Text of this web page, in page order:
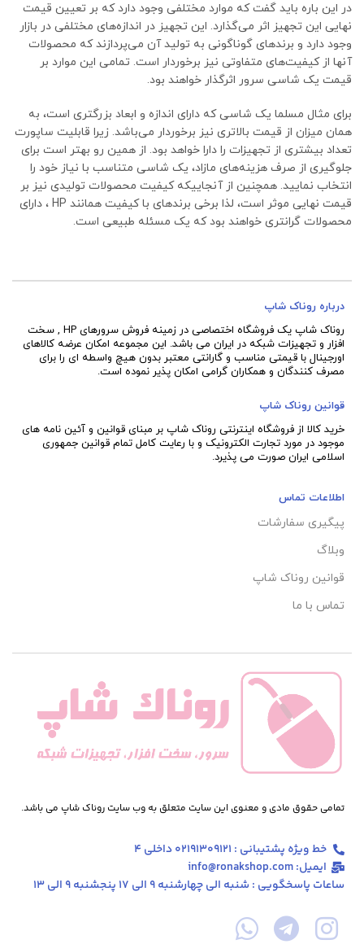
در این باره باید گفت که موارد مختلفی وجود دارد که بر تعیین قیمت
نهایی این تجهیز اثر می‌گذارد. این تجهیز در اندازه‌های مختلفی در بازار
وجود دارد و برندهای گوناگونی به تولید آن می‌پردازند که محصولات
آنها از کیفیت‌های متفاوتی نیز برخوردار است. تمامی این موارد بر
قیمت یک شاسی سرور اثرگذار خواهند بود.
برای مثال مسلما یک شاسی که دارای اندازه و ابعاد بزرگتری است، به
همان میزان از قیمت بالاتری نیز برخوردار می‌باشد. زیرا قابلیت ساپورت
تعداد بیشتری از تجهیزات را دارا خواهد بود. از همین رو بهتر است برای
جلوگیری از صرف هزینه‌های مازاد، یک شاسی متناسب با نیاز خود را
انتخاب نمایید. همچنین از آنجاییکه کیفیت محصولات تولیدی نیز بر
قیمت نهایی موثر است، لذا برخی برندهای با کیفیت همانند HP ، دارای
محصولات گرانتری خواهند بود که یک مسئله طبیعی است.
درباره روناک شاپ
روناک شاپ یک فروشگاه اختصاصی در زمینه فروش سرورهای HP , سخت
افزار و تجهیزات شبکه در ایران می باشد. این مجموعه امکان عرضه کالاهای
اورجینال با قیمتی مناسب و گارانتی معتبر بدون هیچ واسطه ای را برای
مصرف کنندگان و همکاران گرامی امکان پذیر نموده است.
قوانین روناک شاپ
خرید کالا از فروشگاه اینترنتی روناک شاپ بر مبنای قوانین و آئین نامه های
موجود در مورد تجارت الکترونیک و با رعایت کامل تمام قوانین جمهوری
اسلامی ایران صورت می پذیرد.
اطلاعات تماس
پیگیری سفارشات
وبلاگ
قوانین روناک شاپ
تماس با ما
تمامی حقوق مادی و معنوی این سایت متعلق به وب سایت روناک شاپ می باشد.
خط ویژه پشتیبانی : 02191309121 داخلی 4
ایمیل: info@ronakshop.com
ساعات پاسخگویی : شنبه الی چهارشنبه 9 الی 17 پنجشنبه 9 الی 13